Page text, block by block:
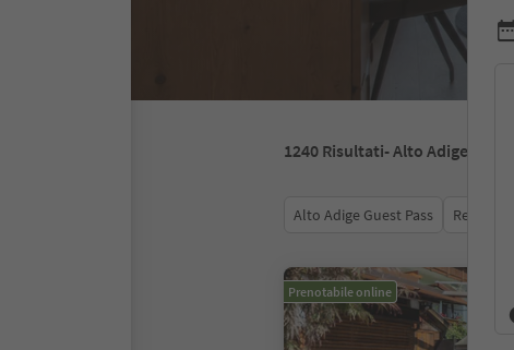
1240 Risultati- Alto Adige
Alto Adige Guest Pass Recensioni
Prenotabile online